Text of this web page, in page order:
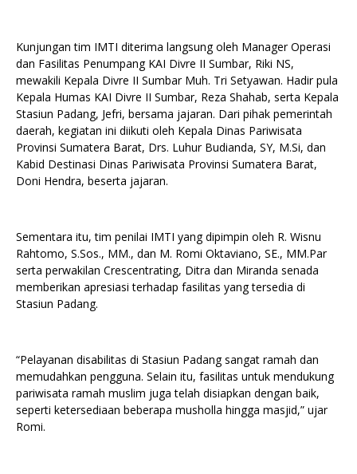
Kunjungan tim IMTI diterima langsung oleh Manager Operasi
dan Fasilitas Penumpang KAI Divre II Sumbar, Riki NS,
mewakili Kepala Divre II Sumbar Muh. Tri Setyawan. Hadir pula
Kepala Humas KAI Divre II Sumbar, Reza Shahab, serta Kepala
Stasiun Padang, Jefri, bersama jajaran. Dari pihak pemerintah
daerah, kegiatan ini diikuti oleh Kepala Dinas Pariwisata
Provinsi Sumatera Barat, Drs. Luhur Budianda, SY, M.Si, dan
Kabid Destinasi Dinas Pariwisata Provinsi Sumatera Barat,
Doni Hendra, beserta jajaran.
Sementara itu, tim penilai IMTI yang dipimpin oleh R. Wisnu
Rahtomo, S.Sos., MM., dan M. Romi Oktaviano, SE., MM.Par
serta perwakilan Crescentrating, Ditra dan Miranda senada
memberikan apresiasi terhadap fasilitas yang tersedia di
Stasiun Padang.
“Pelayanan disabilitas di Stasiun Padang sangat ramah dan
memudahkan pengguna. Selain itu, fasilitas untuk mendukung
pariwisata ramah muslim juga telah disiapkan dengan baik,
seperti ketersediaan beberapa musholla hingga masjid,” ujar
Romi.